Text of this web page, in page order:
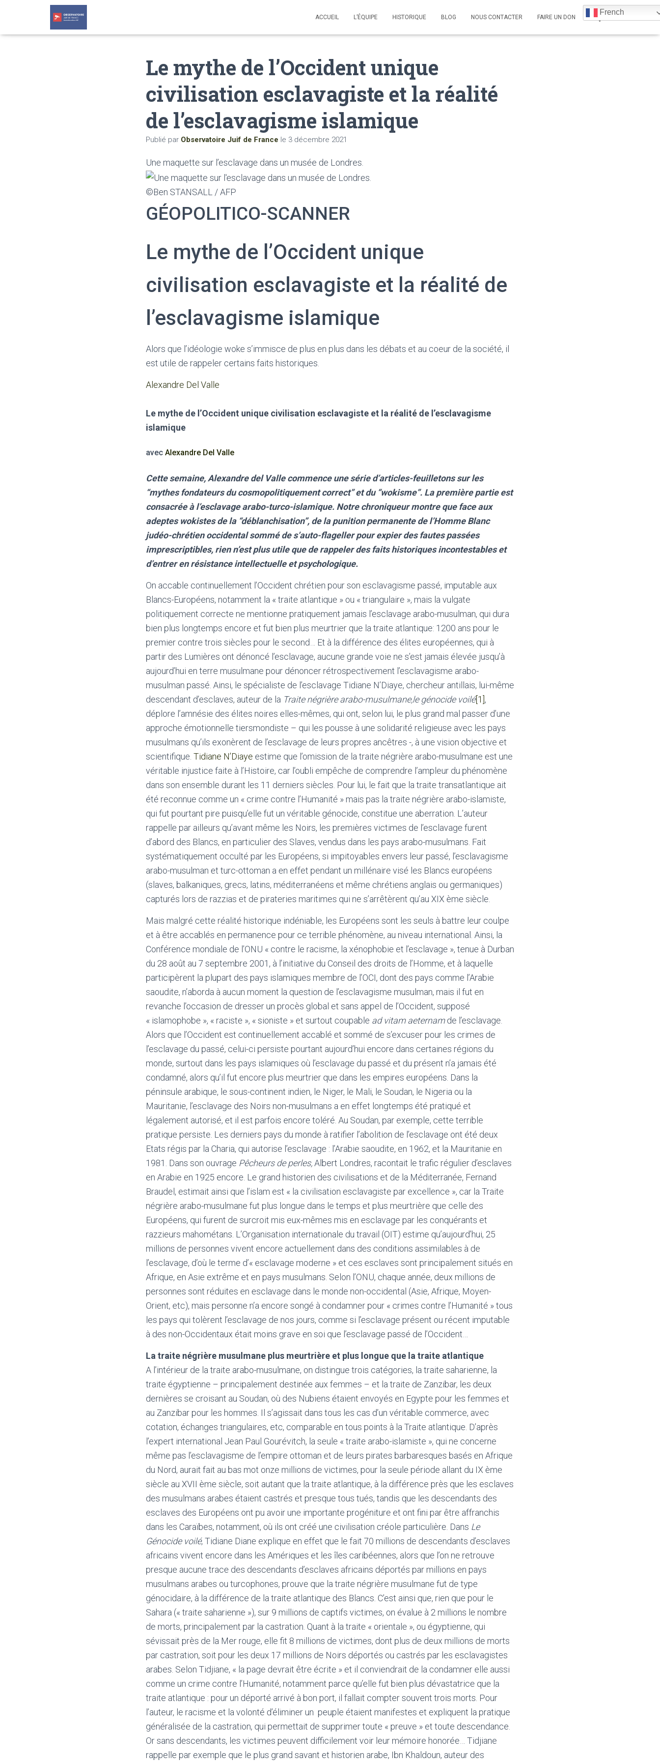
ACCUEIL L’ÉQUIPE HISTORIQUE BLOG NOUS CONTACTER FAIRE UN DON
French
Le mythe de l’Occident unique
civilisation esclavagiste et la réalité
de l’esclavagisme islamique
Publié par Observatoire Juif de France le 3 décembre 2021
Une maquette sur l’esclavage dans un musée de Londres.
©Ben STANSALL / AFP
GÉOPOLITICO-SCANNER
Le mythe de l’Occident unique
civilisation esclavagiste et la réalité de
l’esclavagisme islamique
Alors que l’idéologie woke s’immisce de plus en plus dans les débats et au coeur de la société, il
est utile de rappeler certains faits historiques.
Alexandre Del Valle
Le mythe de l’Occident unique civilisation esclavagiste et la réalité de l’esclavagisme
islamique
avec Alexandre Del Valle
Cette semaine, Alexandre del Valle commence une série d’articles-feuilletons sur les
“mythes fondateurs du cosmopolitiquement correct” et du “wokisme”. La première partie est
consacrée à l’esclavage arabo-turco-islamique. Notre chroniqueur montre que face aux
adeptes wokistes de la “déblanchisation”, de la punition permanente de l’Homme Blanc
judéo-chrétien occidental sommé de s’auto-flageller pour expier des fautes passées
imprescriptibles, rien n’est plus utile que de rappeler des faits historiques incontestables et
d’entrer en résistance intellectuelle et psychologique.
On accable continuellement l’Occident chrétien pour son esclavagisme passé, imputable aux
Blancs-Européens, notamment la « traite atlantique » ou « triangulaire », mais la vulgate
politiquement correcte ne mentionne pratiquement jamais l’esclavage arabo-musulman, qui dura
bien plus longtemps encore et fut bien plus meurtrier que la traite atlantique: 1200 ans pour le
premier contre trois siècles pour le second… Et à la différence des élites européennes, qui à
partir des Lumières ont dénoncé l’esclavage, aucune grande voie ne s’est jamais élevée jusqu’à
aujourd’hui en terre musulmane pour dénoncer rétrospectivement l’esclavagisme arabo-
musulman passé. Ainsi, le spécialiste de l’esclavage Tidiane N’Diaye, chercheur antillais, lui-même
descendant d’esclaves, auteur de la Traite négrière arabo-musulmane,le génocide voilé[1],
déplore l’amnésie des élites noires elles-mêmes, qui ont, selon lui, le plus grand mal passer d’une
approche émotionnelle tiersmondiste – qui les pousse à une solidarité religieuse avec les pays
musulmans qu’ils exonèrent de l’esclavage de leurs propres ancêtres -, à une vision objective et
scientifique. Tidiane N’Diaye estime que l’omission de la traite négrière arabo-musulmane est une
véritable injustice faite à l’Histoire, car l’oubli empêche de comprendre l’ampleur du phénomène
dans son ensemble durant les 11 derniers siècles. Pour lui, le fait que la traite transatlantique ait
été reconnue comme un « crime contre l’Humanité » mais pas la traite négrière arabo-islamiste,
qui fut pourtant pire puisqu’elle fut un véritable génocide, constitue une aberration. L’auteur
rappelle par ailleurs qu’avant même les Noirs, les premières victimes de l’esclavage furent
d’abord des Blancs, en particulier des Slaves, vendus dans les pays arabo-musulmans. Fait
systématiquement occulté par les Européens, si impitoyables envers leur passé, l’esclavagisme
arabo-musulman et turc-ottoman a en effet pendant un millénaire visé les Blancs européens
(slaves, balkaniques, grecs, latins, méditerranéens et même chrétiens anglais ou germaniques)
capturés lors de razzias et de pirateries maritimes qui ne s’arrêtèrent qu’au XIX ème siècle.
Mais malgré cette réalité historique indéniable, les Européens sont les seuls à battre leur coulpe
et à être accablés en permanence pour ce terrible phénomène, au niveau international. Ainsi, la
Conférence mondiale de l’ONU « contre le racisme, la xénophobie et l’esclavage », tenue à Durban
du 28 août au 7 septembre 2001, à l’initiative du Conseil des droits de l’Homme, et à laquelle
participèrent la plupart des pays islamiques membre de l’OCI, dont des pays comme l’Arabie
saoudite, n’aborda à aucun moment la question de l’esclavagisme musulman, mais il fut en
revanche l’occasion de dresser un procès global et sans appel de l’Occident, supposé
« islamophobe », « raciste », « sioniste » et surtout coupable ad vitam aeternamde l’esclavage.
Alors que l’Occident est continuellement accablé et sommé de s’excuser pour les crimes de
l’esclavage du passé, celui-ci persiste pourtant aujourd’hui encore dans certaines régions du
monde, surtout dans les pays islamiques où l’esclavage du passé et du présent n’a jamais été
condamné, alors qu’il fut encore plus meurtrier que dans les empires européens. Dans la
péninsule arabique, le sous-continent indien, le Niger, le Mali, le Soudan, le Nigeria ou la
Mauritanie, l’esclavage des Noirs non-musulmans a en effet longtemps été pratiqué et
légalement autorisé, et il est parfois encore toléré. Au Soudan, par exemple, cette terrible
pratique persiste. Les derniers pays du monde à ratifier l’abolition de l’esclavage ont été deux
Etats régis par la Charia, qui autorise l’esclavage : l’Arabie saoudite, en 1962, et la Mauritanie en
1981. Dans son ouvrage Pêcheurs de perles,Albert Londres, racontait le trafic régulier d’esclaves
en Arabie en 1925 encore. Le grand historien des civilisations et de la Méditerranée, Fernand
Braudel, estimait ainsi que l’islam est « la civilisation esclavagiste par excellence », car la Traite
négrière arabo-musulmane fut plus longue dans le temps et plus meurtrière que celle des
Européens, qui furent de surcroit mis eux-mêmes mis en esclavage par les conquérants et
razzieurs mahométans. L’Organisation internationale du travail (OIT) estime qu’aujourd’hui, 25
millions de personnes vivent encore actuellement dans des conditions assimilables à de
l’esclavage, d’où le terme d’« esclavage moderne » et ces esclaves sont principalement situés en
Afrique, en Asie extrême et en pays musulmans. Selon l’ONU, chaque année, deux millions de
personnes sont réduites en esclavage dans le monde non-occidental (Asie, Afrique, Moyen-
Orient, etc), mais personne n’a encore songé à condamner pour « crimes contre l’Humanité » tous
les pays qui tolèrent l’esclavage de nos jours, comme si l’esclavage présent ou récent imputable
à des non-Occidentaux était moins grave en soi que l’esclavage passé de l’Occident…
La traite négrière musulmane plus meurtrière et plus longue que la traite atlantique
A l’intérieur de la traite arabo-musulmane, on distingue trois catégories, la traite saharienne, la
traite égyptienne – principalement destinée aux femmes – et la traite de Zanzibar, les deux
dernières se croisant au Soudan, où des Nubiens étaient envoyés en Egypte pour les femmes et
au Zanzibar pour les hommes. Il s’agissait dans tous les cas d’un véritable commerce, avec
cotation, échanges triangulaires, etc, comparable en tous points à la Traite atlantique. D’après
l’expert international Jean Paul Gourévitch, la seule « traite arabo-islamiste », qui ne concerne
même pas l’esclavagisme de l’empire ottoman et de leurs pirates barbaresques basés en Afrique
du Nord, aurait fait au bas mot onze millions de victimes, pour la seule période allant du IX ème
siècle au XVII ème siècle, soit autant que la traite atlantique, à la différence près que les esclaves
des musulmans arabes étaient castrés et presque tous tués, tandis que les descendants des
esclaves des Européens ont pu avoir une importante progéniture et ont fini par être affranchis
dans les Caraïbes, notamment, où ils ont créé une civilisation créole particulière. Dans Le
Génocide voilé, Tidiane Diane explique en effet que le fait 70 millions de descendants d’esclaves
africains vivent encore dans les Amériques et les îles caribéennes, alors que l’on ne retrouve
presque aucune trace des descendants d’esclaves africains déportés par millions en pays
musulmans arabes ou turcophones, prouve que la traite négrière musulmane fut de type
génocidaire, à la différence de la traite atlantique des Blancs. C’est ainsi que, rien que pour le
Sahara (« traite saharienne »), sur 9 millions de captifs victimes, on évalue à 2 millions le nombre
de morts, principalement par la castration. Quant à la traite « orientale », ou égyptienne, qui
sévissait près de la Mer rouge, elle fit 8 millions de victimes, dont plus de deux millions de morts
par castration, soit pour les deux 17 millions de Noirs déportés ou castrés par les esclavagistes
arabes. Selon Tidjiane, « la page devrait être écrite » et il conviendrait de la condamner elle aussi
comme un crime contre l’Humanité, notamment parce qu’elle fut bien plus dévastatrice que la
traite atlantique : pour un déporté arrivé à bon port, il fallait compter souvent trois morts. Pour
l’auteur, le racisme et la volonté d’éliminer un peuple étaient manifestes et expliquent la pratique
généralisée de la castration, qui permettait de supprimer toute « preuve » et toute descendance.
Or sans descendants, les victimes peuvent difficilement voir leur mémoire honorée… Tidjiane
rappelle par exemple que le plus grand savant et historien arabe, Ibn Khaldoun, auteur des